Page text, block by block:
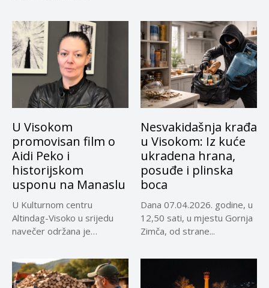
U Visokom
promovisan film o
Aidi Peko i
historijskom
usponu na Manaslu
U Kulturnom centru
Altindag-Visoko u srijedu
navečer održana je
Nesvakidašnja krađa
u Visokom: Iz kuće
ukradena hrana,
posuđe i plinska
boca
Dana 07.04.2026. godine, u
12,50 sati, u mjestu Gornja
Zimča, od strane...